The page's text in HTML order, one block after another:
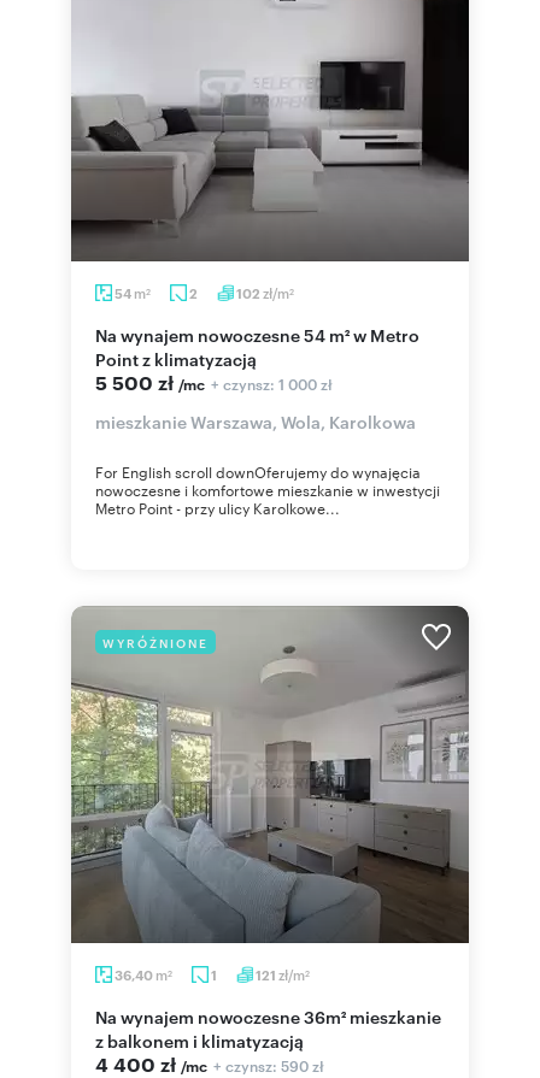
54 m2 2 102 zł/m2
Na wynajem nowoczesne 54 m² w Metro
Point z klimatyzacją
5 500 zł /mc + czynsz: 1 000 zł
mieszkanie Warszawa, Wola, Karolkowa
For English scroll downOferujemy do wynajęcia
nowoczesne i komfortowe mieszkanie w inwestycji
Metro Point - przy ulicy Karolkowe...
WYRÓŻNIONE
36,40 m2 1 121 zł/m2
Na wynajem nowoczesne 36m² mieszkanie
z balkonem i klimatyzacją
4 400 zł /mc + czynsz: 590 zł